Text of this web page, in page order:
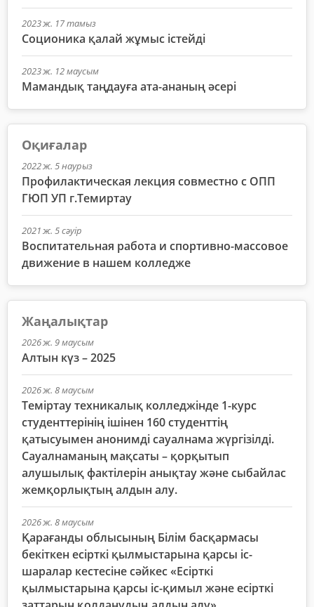
2023 ж. 17 тамыз
Соционика қалай жұмыс істейді
2023 ж. 12 маусым
Мамандық таңдауға ата-ананың әсері
Оқиғалар
2022 ж. 5 наурыз
Профилактическая лекция совместно с ОПП
ГЮП УП г.Темиртау
2021 ж. 5 сәуір
Воспитательная работа и спортивно-массовое
движение в нашем колледже
Жаңалықтар
2026 ж. 9 маусым
Алтын күз – 2025
2026 ж. 8 маусым
Теміртау техникалық колледжінде 1-курс
студенттерінің ішінен 160 студенттің
қатысуымен анонимді сауалнама жүргізілді.
Сауалнаманың мақсаты – қорқытып
алушылық фактілерін анықтау және сыбайлас
жемқорлықтың алдын алу.
2026 ж. 8 маусым
Қарағанды облысының Білім басқармасы
бекіткен есірткі қылмыстарына қарсы іс-
шаралар кестесіне сәйкес «Есірткі
қылмыстарына қарсы іс-қимыл және есірткі